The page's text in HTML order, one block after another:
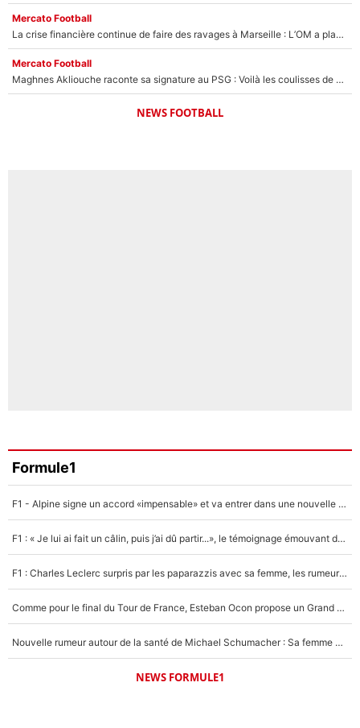
Mercato Football
La crise financière continue de faire des ravages à Marseille : L’OM a placé 12 joueurs sur le marché des transferts… et ça pourrait lui rapporter près de 100M€ !
Mercato Football
Maghnes Akliouche raconte sa signature au PSG : Voilà les coulisses de son transfert de rêve à 50M€
NEWS FOOTBALL
Formule1
F1 - Alpine signe un accord «impensable» et va entrer dans une nouvelle dimension : Grande nouvelle pour Pierre Gasly !
F1 : « Je lui ai fait un câlin, puis j’ai dû partir...», le témoignage émouvant de Max Verstappen sur sa fille
F1 : Charles Leclerc surpris par les paparazzis avec sa femme, les rumeurs étaient vraies !
Comme pour le final du Tour de France, Esteban Ocon propose un Grand Prix de Formule 1 à Paris : «Autour de l’Arc de Triomphe, ce serait génial» !
Nouvelle rumeur autour de la santé de Michael Schumacher : Sa femme Corinna sort du silence
NEWS FORMULE1